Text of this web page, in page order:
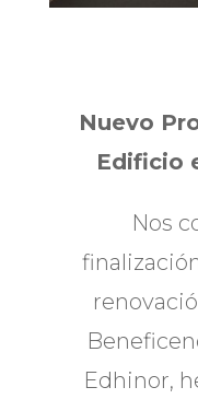
Nuevo
Edificio
Nos
Edhinor,